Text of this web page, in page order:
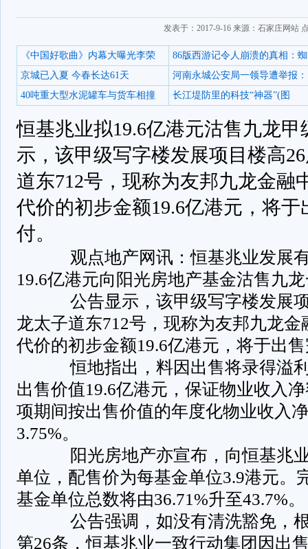
发表于：2017-9-16 来源：石家庄网站
《中国好歌曲》内幕大曝光李荣
86版西游记令人崩溃的真相：蜘
京城已入夏 今春长达61天
河南永城公安局一领导遭举报：
40吨重大型水泥罐车与货车相撞
长江堤防里的科技“神器”(图
恒基兆业拟19.6亿港元沽售九龙
示，该甲级写字楼发展项目楼高
道东712号，现称为友邦九龙金融
代价的初步金额19.6亿港元，将
付。
观点地产网讯：恒基兆业发展有
19.6亿港元向阳光房地产基金沽售九
公告显示，该甲级写字楼发展项
龙太子道东712号，现称为友邦九龙
代价的初步金额19.6亿港元，将于出
恒地指出，料因出售将录得溢利
出售价值19.6亿港元，保证物业收入
项期间按出售价值的年度化物业收入
3.75%。
阳光房地产亦宣布，向恒基兆业
单位，配售价为每基金单位3.9港元。
基金单位总数将由36.71%升至43.7%。
公告强调，如没有清洗豁免，根
第26条，恒基兆业一致行动集团因出